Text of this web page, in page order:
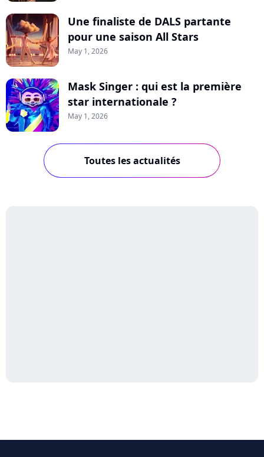
Une finaliste de DALS partante
pour une saison All Stars
May 1, 2026
Mask Singer : qui est la première
star internationale ?
May 1, 2026
Toutes les actualités